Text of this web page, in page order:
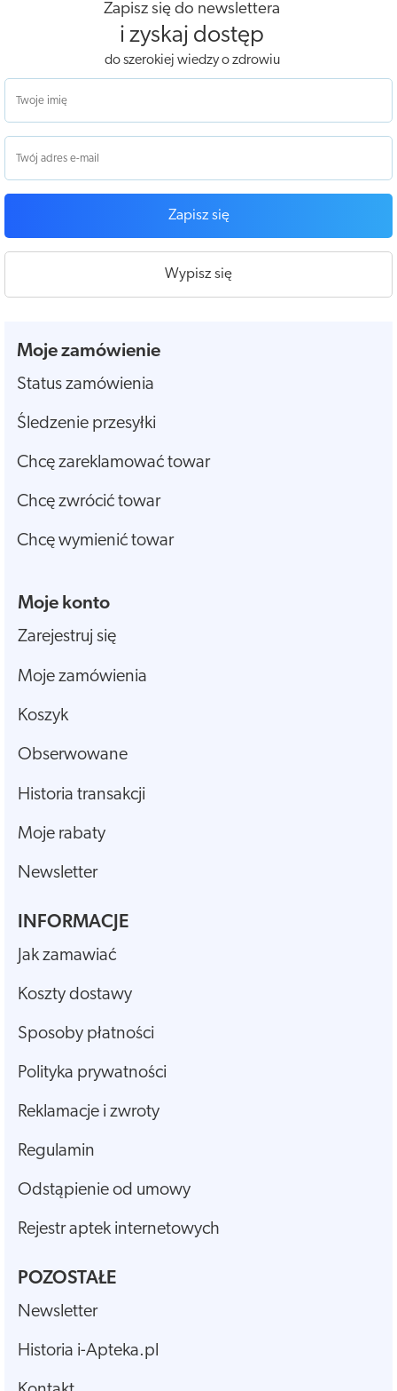
Zapisz się do newslettera
i zyskaj dostęp
do szerokiej wiedzy o zdrowiu
Zapisz się
Wypisz się
Moje zamówienie
Status zamówienia
Śledzenie przesyłki
Chcę zareklamować towar
Chcę zwrócić towar
Chcę wymienić towar
Moje konto
Zarejestruj się
Moje zamówienia
Koszyk
Obserwowane
Historia transakcji
Moje rabaty
Newsletter
INFORMACJE
Jak zamawiać
Koszty dostawy
Sposoby płatności
Polityka prywatności
Reklamacje i zwroty
Regulamin
Odstąpienie od umowy
Rejestr aptek internetowych
POZOSTAŁE
Newsletter
Historia i-Apteka.pl